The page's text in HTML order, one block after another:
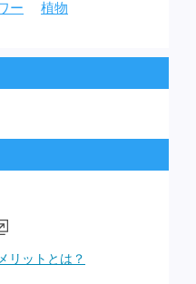
ー 植物
リットとは？